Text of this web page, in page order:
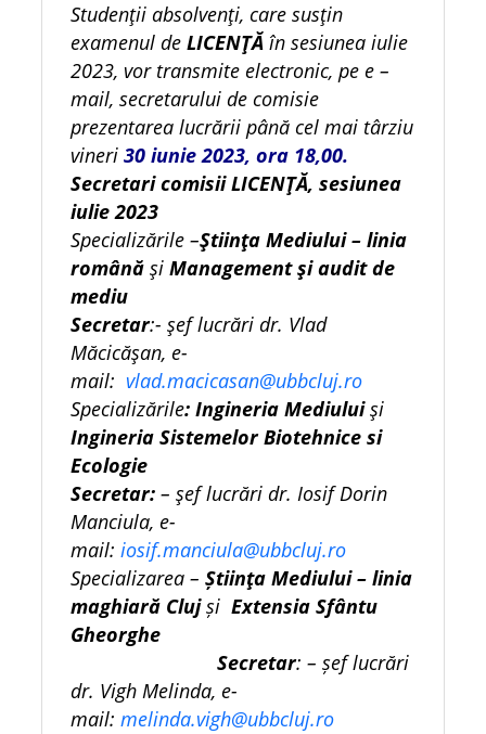
Studenții absolvenți, care susțin
examenul de LICENȚĂ în sesiunea iulie
2023, vor transmite electronic, pe e –
mail, secretarului de comisie
prezentarea lucrării până cel mai târziu
vineri 30 iunie 2023, ora 18,00.
Secretari comisii LICENȚĂ, sesiunea
iulie 2023
Specializările –Ştiinţa Mediului – linia
română și Management și audit de
mediu
Secretar:- șef lucrări dr. Vlad
Măcicășan, e-
mail: vlad.macicasan@ubbcluj.ro
Specializările: Ingineria Mediuluiși
Ingineria Sistemelor Biotehnice si
Ecologie
Secretar: – șef lucrări dr. Iosif Dorin
Manciula, e-
mail: iosif.manciula@ubbcluj.ro
Specializarea – Știinţa Mediului – linia
maghiară Clujși Extensia Sfântu
Gheorghe
Secretar: – șef lucrări
dr. Vigh Melinda, e-
mail: melinda.vigh@ubbcluj.ro